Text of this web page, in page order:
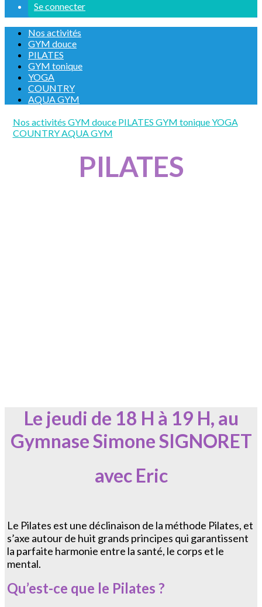
Se connecter
Nos activités
GYM douce
PILATES
GYM tonique
YOGA
COUNTRY
AQUA GYM
Nos activités GYM douce PILATES GYM toniqueYOGA
COUNTRYAQUA GYM
PILATES
Le jeudi de 18 H à 19 H, au
Gymnase Simone SIGNORET
avec Eric
Le Pilates est une déclinaison de la méthode Pilates, et
s’axe autour de huit grands principes qui garantissent
la parfaite harmonie entre la santé, le corps et le
mental.
Qu’est-ce que le Pilates ?